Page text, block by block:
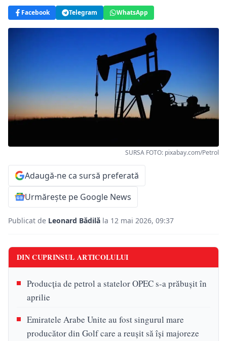
Facebook Telegram WhatsApp
SURSA FOTO: pixabay.com/Petrol
Adaugă-ne ca sursă preferată
Urmărește pe Google News
Publicat de Leonard Bădilă la 12 mai 2026, 09:37
DIN CUPRINSUL ARTICOLULUI
Producția de petrol a statelor OPEC s-a prăbușit în
aprilie
Emiratele Arabe Unite au fost singurul mare
producător din Golf care a reușit să își majoreze